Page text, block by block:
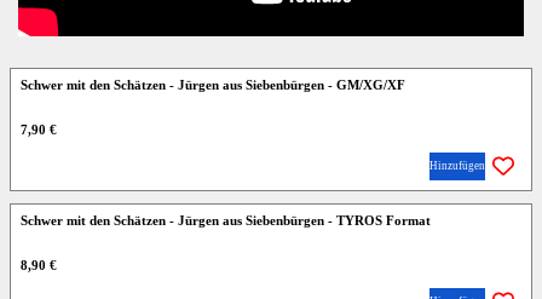
Schwer mit den Schätzen - Jürgen aus Siebenbürgen - GM/XG/XF
7,90 €
Hinzufügen
Schwer mit den Schätzen - Jürgen aus Siebenbürgen - TYROS Format
8,90 €